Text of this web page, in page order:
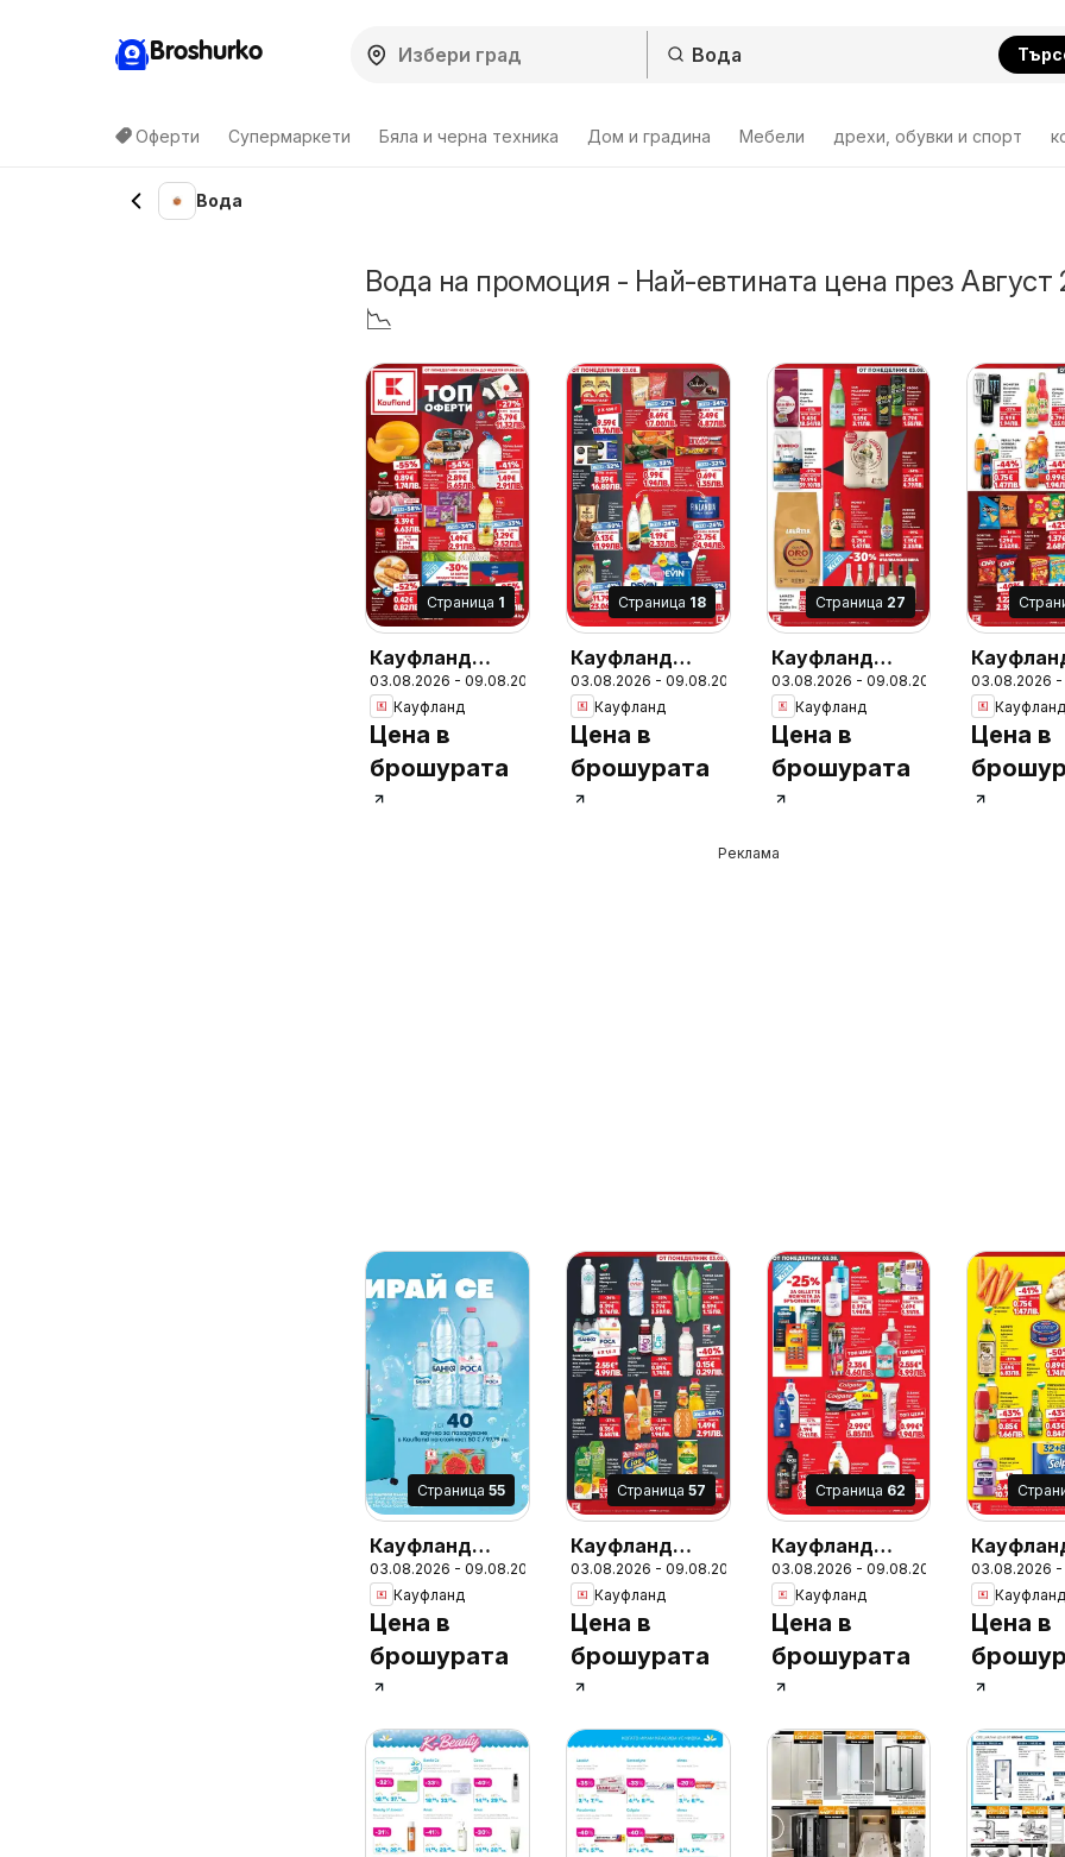
Broshurko
Оферти Супермаркети Бяла и черна техника Дом и градина Мебели дрехи, обувки и спорт
Вода
Вода на промоция - Най-евтината цена през Август
📉
Cтраница 1
Кауфланд
брошура Враца
- Топ оферти
03.08.2026 - 09.08.2026
Кауфланд
Цена в
брошурата
Cтраница 18
Кауфланд
брошура Враца
- Топ оферти
03.08.2026 - 09.08.2026
Кауфланд
Цена в
брошурата
Cтраница 27
Кауфланд
брошура Враца
- Топ оферти
03.08.2026 - 09.08.2026
Кауфланд
Цена в
брошурата
брошура
- Топ
03.08.2026 -
Кауфланд
Цена в
Реклама
Cтраница 55
Кауфланд
брошура Враца
- Топ оферти
03.08.2026 - 09.08.2026
Кауфланд
Цена в
брошурата
Cтраница 57
Кауфланд
брошура Враца
- Топ оферти
03.08.2026 - 09.08.2026
Кауфланд
Цена в
брошурата
Cтраница 62
Кауфланд
брошура Враца
- Топ оферти
03.08.2026 - 09.08.2026
Кауфланд
Цена в
брошурата
брошура
- Топ
03.08.2026 -
Кауфланд
Цена в